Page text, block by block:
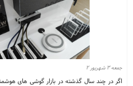
به بحث می‌پردازد که کدام یک از ادعاهای شارژر
چرا، و ما به اشتراک می‌گذاریم که کدام مدل‌ها
اگر در چند سال گذشته در بازار گوشی های
جمعه ۳ شهریور ۲